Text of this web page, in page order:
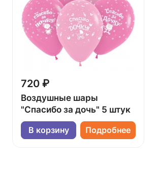
720 ₽
Воздушные шары
"Спасибо за дочь" 5 штук
В корзину Подробнее